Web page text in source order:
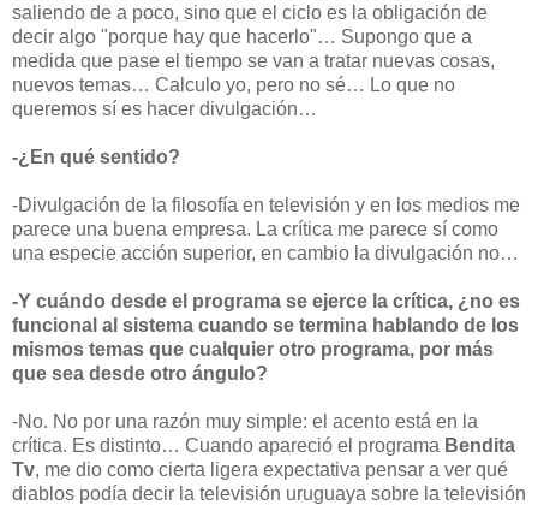
saliendo de a poco, sino que el ciclo es la obligación de
decir algo "porque hay que hacerlo"… Supongo que a
medida que pase el tiempo se van a tratar nuevas cosas,
nuevos temas… Calculo yo, pero no sé… Lo que no
queremos sí es hacer divulgación…
-¿En qué sentido?
-Divulgación de la filosofía en televisión y en los medios me
parece una buena empresa. La crítica me parece sí como
una especie acción superior, en cambio la divulgación no…
-Y cuándo desde el programa se ejerce la crítica, ¿no es
funcional al sistema cuando se termina hablando de los
mismos temas que cualquier otro programa, por más
que sea desde otro ángulo?
-No. No por una razón muy simple: el acento está en la
crítica. Es distinto… Cuando apareció el programa Bendita
Tv, me dio como cierta ligera expectativa pensar a ver qué
diablos podía decir la televisión uruguaya sobre la televisión